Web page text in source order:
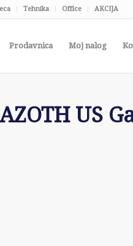
Tehnika Office AKCIJA
Prodavnica Moj nalog
US